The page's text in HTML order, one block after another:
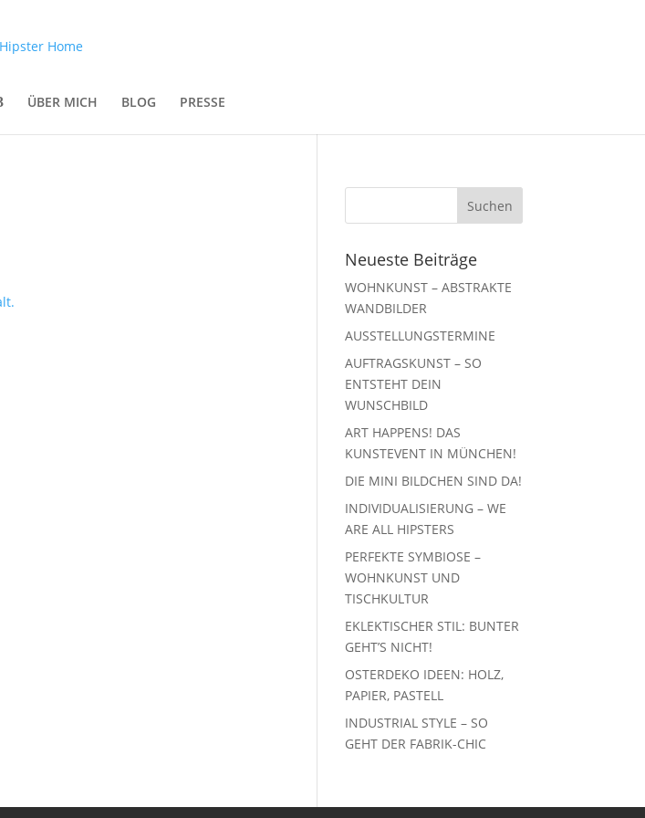
ÜBER MICH BLOG PRESSE
Neueste Beiträge
WOHNKUNST – ABSTRAKTE
WANDBILDER
AUSSTELLUNGSTERMINE
AUFTRAGSKUNST – SO
ENTSTEHT DEIN
WUNSCHBILD
ART HAPPENS! DAS
KUNSTEVENT IN MÜNCHEN!
DIE MINI BILDCHEN SIND DA!
INDIVIDUALISIERUNG – WE
ARE ALL HIPSTERS
PERFEKTE SYMBIOSE –
WOHNKUNST UND
TISCHKULTUR
EKLEKTISCHER STIL: BUNTER
GEHT’S NICHT!
OSTERDEKO IDEEN: HOLZ,
PAPIER, PASTELL
INDUSTRIAL STYLE – SO
GEHT DER FABRIK-CHIC